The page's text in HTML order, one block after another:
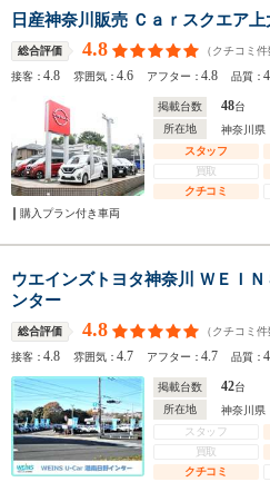
日産神奈川販売 Ｃａｒスクエア上
総合評価 4.8 （クチコミ件
接客：4.8 雰囲気：4.6 アフター：4.8 品質：
掲載台数 48台
所在地
神奈川県
スタッフ
買取
クチコミ
購入プラン付き車両
ウエインズトヨタ神奈川 ＷＥＩ
ンター
総合評価 4.8 （クチコミ件
接客：4.8 雰囲気：4.7 アフター：4.7 品質：
掲載台数 42台
所在地
神奈川県
スタッフ
買取
クチコミ